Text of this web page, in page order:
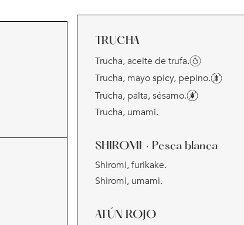
TRUCHA
Trucha, aceite de trufa.
Trucha, mayo spicy, pepino.
Trucha, palta, sésamo.
Trucha, umami.
SHIROMI · Pesca blanca
Shiromi, furikake.
Shiromi, umami.
ATÚN ROJO